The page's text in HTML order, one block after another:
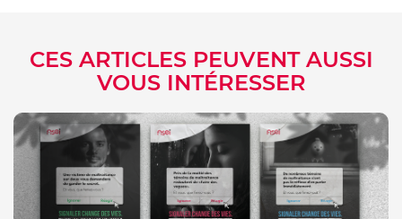
CES ARTICLES PEUVENT AUSSI
VOUS INTÉRESSER